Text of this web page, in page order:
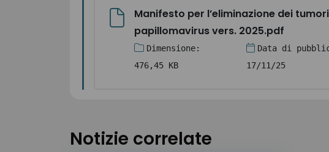
Manifesto per l’eliminazione dei
papillomavirus vers. 2025.pdf
Dimensione:
476,45 KB
Data di
17/11/25
Notizie correlate